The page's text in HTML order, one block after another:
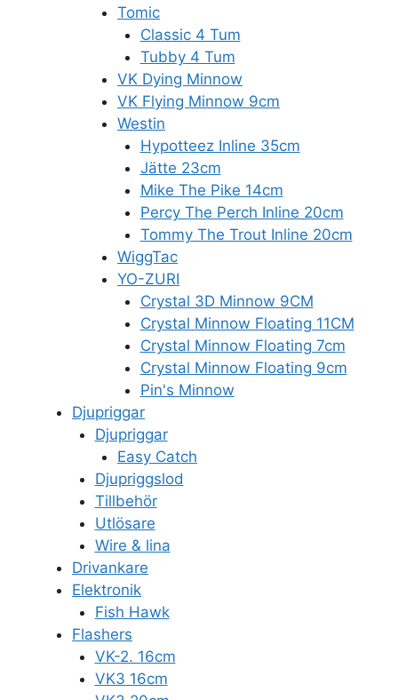
Tomic
Classic 4 Tum
Tubby 4 Tum
VK Dying Minnow
VK Flying Minnow 9cm
Westin
Hypotteez Inline 35cm
Jätte 23cm
Mike The Pike 14cm
Percy The Perch Inline 20cm
Tommy The Trout Inline 20cm
WiggTac
YO-ZURI
Crystal 3D Minnow 9CM
Crystal Minnow Floating 11CM
Crystal Minnow Floating 7cm
Crystal Minnow Floating 9cm
Pin's Minnow
Djupriggar
Djupriggar
Easy Catch
Djupriggslod
Tillbehör
Utlösare
Wire & lina
Drivankare
Elektronik
Fish Hawk
Flashers
VK-2. 16cm
VK3 16cm